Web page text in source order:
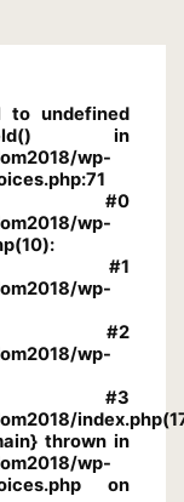
to undefined
in
wp-
#0
wp-
#1
wp-
c...') #2
wp-
2/c...') #3
thrown in
wp-
on